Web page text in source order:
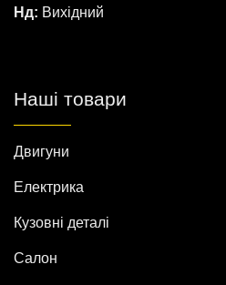
Нд: Вихідний
Наші товари
Двигуни
Електрика
Кузовні деталі
Салон